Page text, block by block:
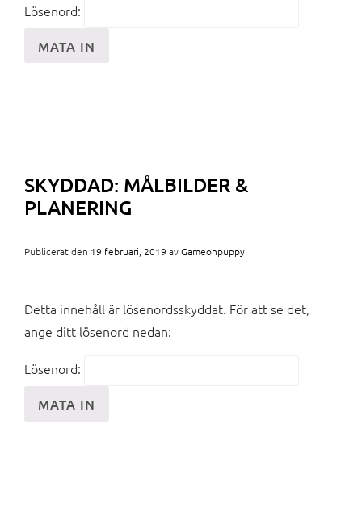
Lösenord:
SKYDDAD: MÅLBILDER &
PLANERING
Publicerat den 19 februari, 2019 avGameonpuppy
Detta innehåll är lösenordsskyddat. För att se det,
ange ditt lösenord nedan:
Lösenord: